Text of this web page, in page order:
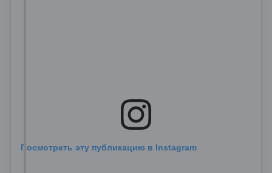
Посмотреть эту публикацию в Instagram